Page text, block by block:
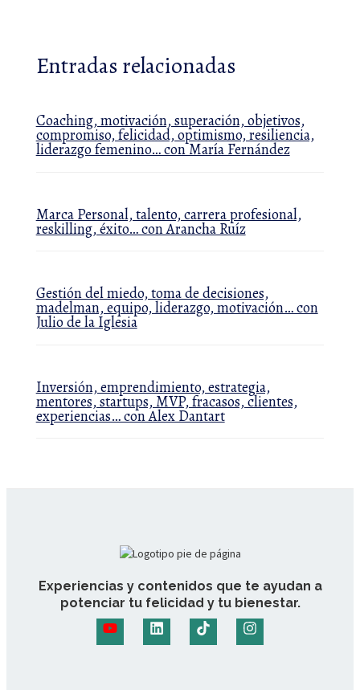
Entradas relacionadas
Coaching, motivación, superación, objetivos,
compromiso, felicidad, optimismo, resiliencia,
liderazgo femenino… con María Fernández
Marca Personal, talento, carrera profesional,
reskilling, éxito… con Arancha Ruíz
Gestión del miedo, toma de decisiones,
madelman, equipo, liderazgo, motivación… con
Julio de la Iglesia
Inversión, emprendimiento, estrategia,
mentores, startups, MVP, fracasos, clientes,
experiencias… con Alex Dantart
Experiencias y contenidos que te ayudan a
potenciar tu felicidad y tu bienestar.